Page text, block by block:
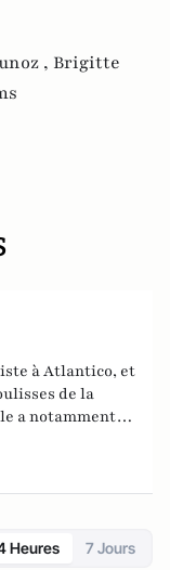
, Brigitte
à Atlantico, et
de la
a notamment
les documentaires
Heures 7 Jours